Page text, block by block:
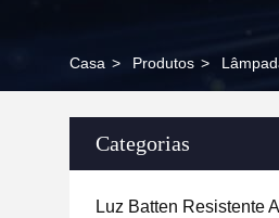
Casa > Produtos >
Categorias
Luz Batten Resistente A